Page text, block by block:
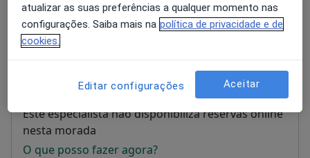
Clínica da Mente
Rua Costa Cabral, 799, Porto4200-224
Ampliar o mapaabre num novo separador
Disponibilidade
Este especialista não disponibiliza reservas online
nesta morada
O que posso fazer agora?
atualizar as suas preferências a qualquer momento nas
configurações. Saiba mais na política de privacidade e de
cookies.
Editar configurações Aceitar